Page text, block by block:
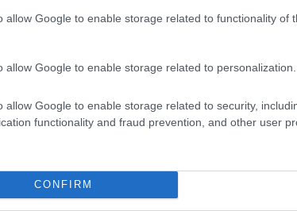
allow Google to enable storage related to functionality of
allow Google to enable storage related to personalization.
allow Google to enable storage related to security,
functionality and fraud prevention, and other user
CONFIRM
szerint már az ő idejében is túlzásnak
mondhatnák, hogy az én időmben
a pályán, de mindig is az volt a
értékesebbek, mint a jelenlegi
túlzott használatát a valódi
ugyan lehetővé teszi a virtuális